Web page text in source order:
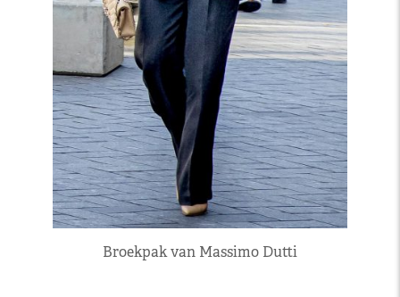
Broekpak van Massimo Dutti